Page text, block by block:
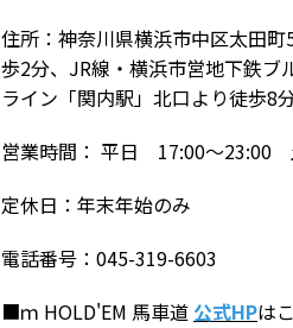
住所：神奈川県横浜市中区太田
歩2分、JR線・横浜市営地下鉄ブ
ライン「関内駅」北口より徒歩8分
営業時間： 平日 17:00～23:00
定休日：年末年始のみ
電話番号：045-319-6603
■ｍ HOLD'EM 馬車道 公式HPは